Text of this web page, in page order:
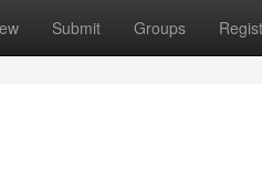
Submit Groups